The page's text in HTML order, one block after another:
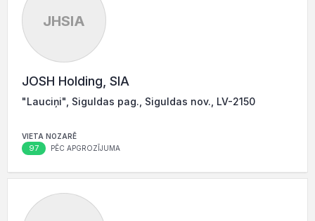
JHSIA
JOSH Holding, SIA
"Lauciņi", Siguldas pag., Siguldas nov., LV-2150
VIETA NOZARĒ
97 PĒC APGROZĪJUMA